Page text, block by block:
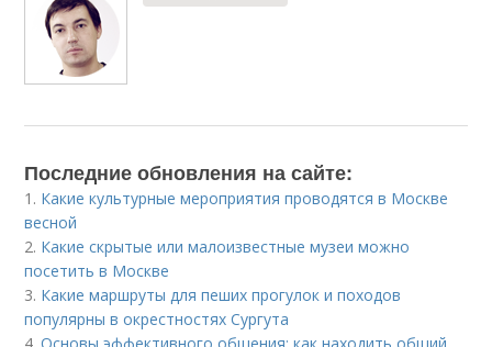
Последние обновления на сайте:
1. Какие культурные мероприятия проводятся в Москве
весной
2. Какие скрытые или малоизвестные музеи можно
посетить в Москве
3. Какие маршруты для пеших прогулок и походов
популярны в окрестностях Сургута